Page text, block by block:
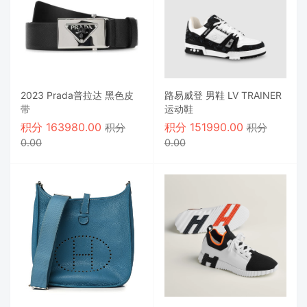
2023 Prada普拉达 黑色皮
带
积分 163980.00 积分
0.00
路易威登 男鞋 LV TRAINER
运动鞋
积分 151990.00积分
0.00